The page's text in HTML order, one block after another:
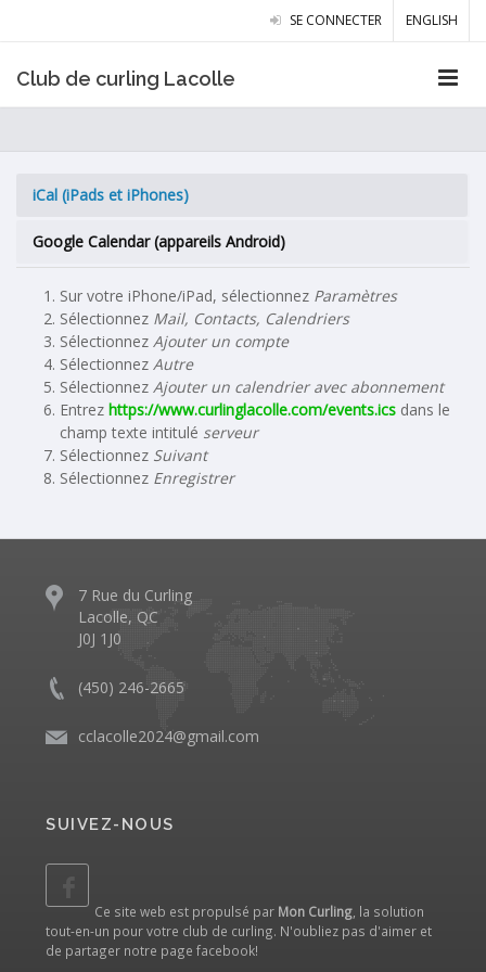
SE CONNECTER ENGLISH
Club de curling Lacolle
iCal (iPads et iPhones)
Google Calendar (appareils Android)
Sur votre iPhone/iPad, sélectionnez Paramètres
Sélectionnez Mail, Contacts, Calendriers
Sélectionnez Ajouter un compte
Sélectionnez Autre
Sélectionnez Ajouter un calendrier avec abonnement
Entrez https://www.curlinglacolle.com/events.ics dans le
champ texte intitulé serveur
Sélectionnez Suivant
Sélectionnez Enregistrer
7 Rue du Curling
Lacolle, QC
J0J 1J0
(450) 246-2665
cclacolle2024@gmail.com
SUIVEZ-NOUS
Ce site web est propulsé par Mon Curling , la solution
tout-en-un pour votre club de curling. N'oubliez pas d'aimer et
de partager notre page facebook!